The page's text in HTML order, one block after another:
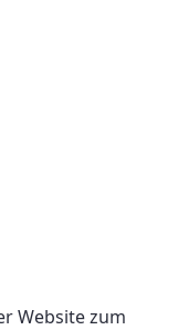
Website zum